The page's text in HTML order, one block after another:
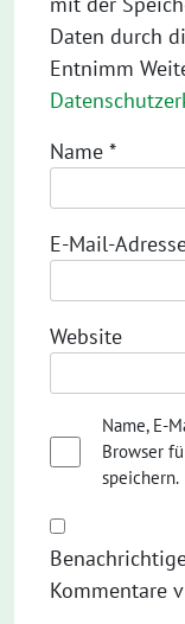
Daten durch
Entnimm
Name *
E-Mail-
Website
Name, E-
Browser
speichern.
Kommentare